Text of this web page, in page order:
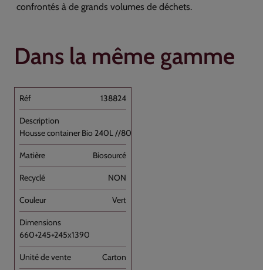
confrontés à de grands volumes de déchets.
Dans la même gamme
138824
Housse container Bio 240L //80
Biosourcé
NON
Vert
660+245+245x1390
Carton